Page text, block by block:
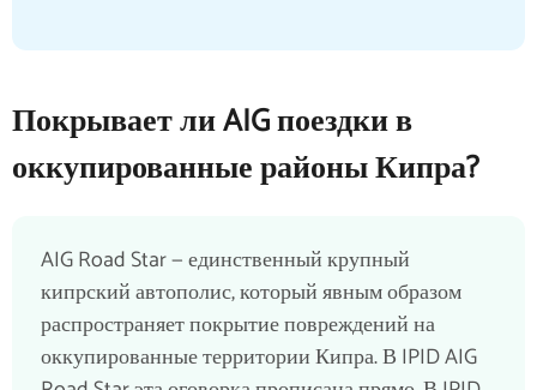
Покрывает ли AIG поездки в
оккупированные районы Кипра?
AIG Road Star — единственный крупный
кипрский автополис, который явным образом
распространяет покрытие повреждений на
оккупированные территории Кипра. В IPID AIG